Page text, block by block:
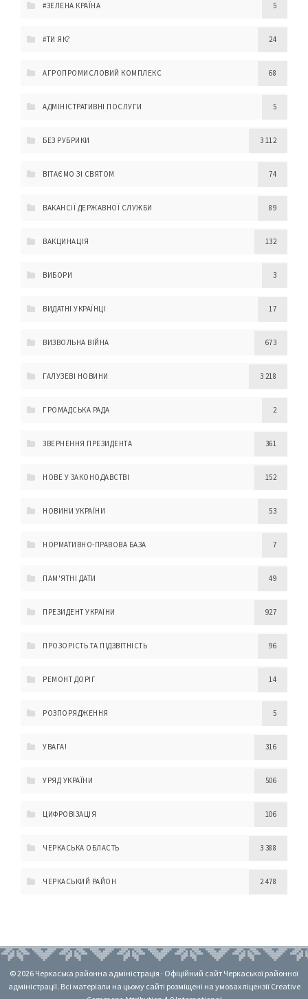
#ЗЕЛЕНА КРАЇНА 5
#ТИ ЯК? 24
АГРОПРОМИСЛОВИЙ КОМПЛЕКС 68
АДМІНІСТРАТИВНІ ПОСЛУГИ 5
БЕЗ РУБРИКИ 3 112
ВІТАЄМО ЗІ СВЯТОМ 74
ВАКАНСІЇ ДЕРЖАВНОЇ СЛУЖБИ 89
ВАКЦИНАЦІЯ 132
ВИБОРИ 3
ВИДАТНІ УКРАЇНЦІ 17
ВИЗВОЛЬНА ВІЙНА 673
ГАЛУЗЕВІ НОВИНИ 3 218
ГРОМАДСЬКА РАДА 2
ЗВЕРНЕННЯ ПРЕЗИДЕНТА 361
НОВЕ У ЗАКОНОДАВСТВІ 152
НОВИНИ УКРАЇНИ 53
НОРМАТИВНО-ПРАВОВА БАЗА 7
ПАМ'ЯТНІ ДАТИ 49
ПРЕЗИДЕНТ УКРАЇНИ 927
ПРОЗОРІСТЬ ТА ПІДЗВІТНІСТЬ 96
РЕМОНТ ДОРІГ 14
РОЗПОРЯДЖЕННЯ 5
УВАГА! 316
УРЯД УКРАЇНИ 506
ЦИФРОВІЗАЦІЯ 106
ЧЕРКАСЬКА ОБЛАСТЬ 3 388
ЧЕРКАСЬКИЙ РАЙОН 2 478
© 2026 Черкаська районна адміністрація · Офіційний сайт Черкаської районної
адміністрації. Всі матеріали на цьому сайті розміщені на умовах ліцензії Creative